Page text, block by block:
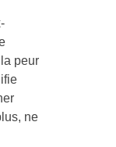
peur
ne